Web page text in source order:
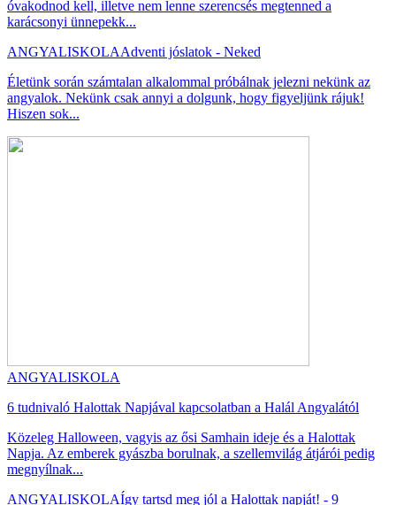
óvakodnod kell, illetve nem lenne szerencsés megtenned a
karácsonyi ünnepekk...
ANGYALISKOLAAdventi jóslatok - Neked
Életünk során számtalan alkalommal próbálnak jelezni nekünk az
angyalok. Nekünk csak annyi a dolgunk, hogy figyeljünk rájuk!
Hiszen sok...
ANGYALISKOLA
6 tudnivaló Halottak Napjával kapcsolatban a Halál Angyalától
Közeleg Halloween, vagyis az ősi Samhain ideje és a Halottak
Napja. Az emberek gyászba borulnak, a szellemvilág átjárói pedig
megnyílnak...
ANGYALISKOLAÍgy tartsd meg jól a Halottak napját! - 9